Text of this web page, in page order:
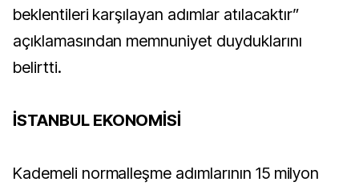
beklentileri karşılayan adımlar atılacaktır”
açıklamasından memnuniyet duyduklarını
belirtti.
İSTANBUL EKONOMİSİ
Kademeli normalleşme adımlarının 15 milyon